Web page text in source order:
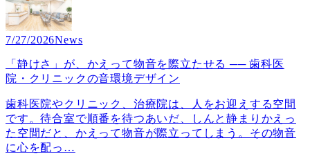
7/27/2026News
「静けさ」が、かえって物音を際立たせる ── 歯科医
院・クリニックの音環境デザイン
歯科医院やクリニック、治療院は、人をお迎えする空間
です。待合室で順番を待つあいだ、しんと静まりかえっ
た空間だと、かえって物音が際立ってしまう。その物音
に心を配っ …